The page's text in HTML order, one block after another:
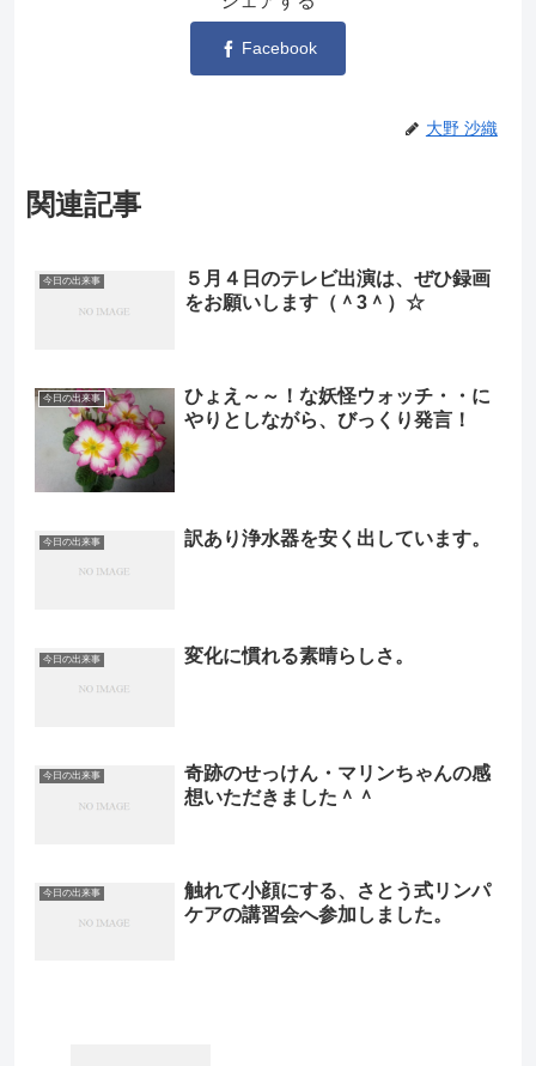
Facebook
大野 沙織
関連記事
今日の出来事
５月４日のテレビ出演は、ぜひ録画
をお願いします（＾3＾）☆
今日の出来事
ひょえ～～！な妖怪ウォッチ・・に
やりとしながら、びっくり発言！
今日の出来事 訳あり浄水器を安く出しています。
今日の出来事 変化に慣れる素晴らしさ。
今日の出来事
奇跡のせっけん・マリンちゃんの感
想いただきました＾＾
今日の出来事
触れて小顔にする、さとう式リンパ
ケアの講習会へ参加しました。